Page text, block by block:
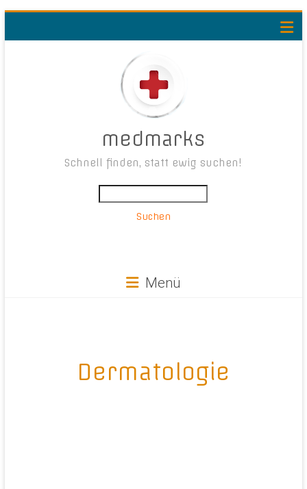
medmarks
Schnell finden, statt ewig suchen!
Suchen
Menü
Dermatologie